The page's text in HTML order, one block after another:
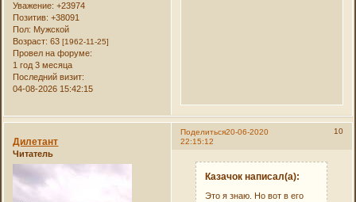
Уважение: +23974
Позитив: +38091
Пол: Мужской
Возраст: 63[1962-11-25]
Провел на форуме:
1 год 3 месяца
Последний визит:
04-08-2026 15:42:15
Поделиться 10
20-06-2020
22:15:12
Дилетант
Читатель
Казачок написал(а):
Это я знаю. Но вот в его